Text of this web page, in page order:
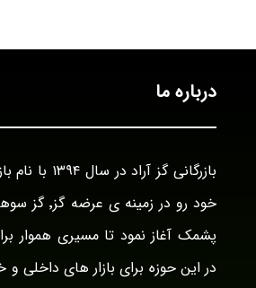
درباره ما
بازرگانی گز
پشمک آغاز نمود تا مسیری هموار
در این حوزه برای بازار های داخلی